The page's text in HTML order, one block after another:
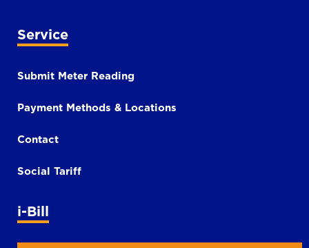
Service
Submit Meter Reading
Payment Methods & Locations
Contact
Social Tariff
i-Bill